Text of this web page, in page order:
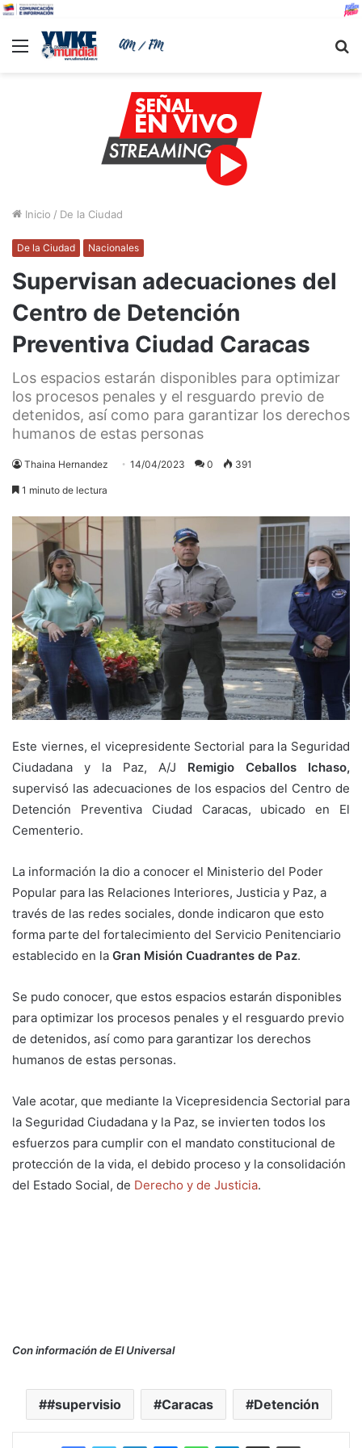
Menu
Inicio / De la Ciudad
De la Ciudad Nacionales
Supervisan adecuaciones del
Centro de Detención
Preventiva Ciudad Caracas
Los espacios estarán disponibles para optimizar
los procesos penales y el resguardo previo de
detenidos, así como para garantizar los derechos
humanos de estas personas
Thaina Hernandez 14/04/2023 0 391
1 minuto de lectura
Este viernes, el vicepresidente Sectorial para la Seguridad
Ciudadana y la Paz, A/J Remigio Ceballos Ichaso,
supervisó las adecuaciones de los espacios del Centro de
Detención Preventiva Ciudad Caracas, ubicado en El
Cementerio.
La información la dio a conocer el Ministerio del Poder
Popular para las Relaciones Interiores, Justicia y Paz, a
través de las redes sociales, donde indicaron que esto
forma parte del fortalecimiento del Servicio Penitenciario
establecido en la Gran Misión Cuadrantes de Paz.
Se pudo conocer, que estos espacios estarán disponibles
para optimizar los procesos penales y el resguardo previo
de detenidos, así como para garantizar los derechos
humanos de estas personas.
Vale acotar, que mediante la Vicepresidencia Sectorial para
la Seguridad Ciudadana y la Paz, se invierten todos los
esfuerzos para cumplir con el mandato constitucional de
protección de la vida, el debido proceso y la consolidación
del Estado Social, de Derecho y de Justicia.
Con información de El Universal
#supervisio Caracas Detención